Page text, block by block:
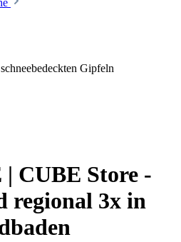
CUBE Store -
regional 3x in